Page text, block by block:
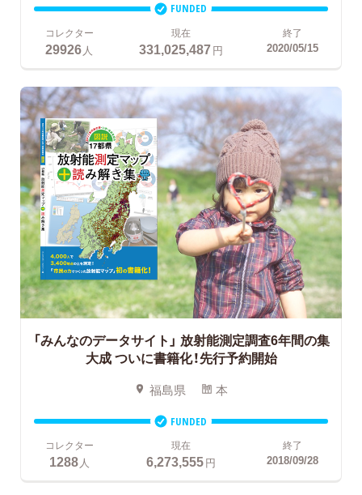
FUNDED
コレクター
29926 人
現在
331,025,487円
終了
2020/05/15
「みんなのデータサイト」 放射能測定調査6年間の集
大成 ついに書籍化！先行予約開始
福島県 本
FUNDED
コレクター
1288人
現在
6,273,555円
終了
2018/09/28